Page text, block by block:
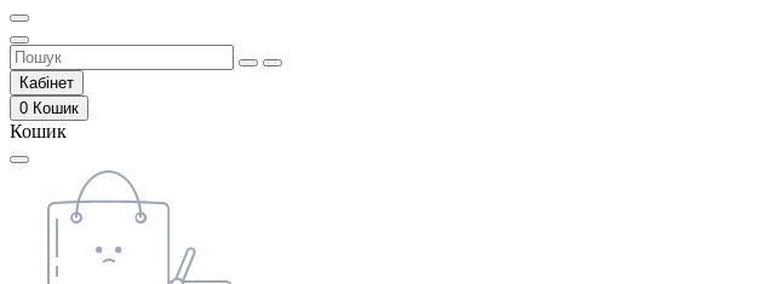
Кабінет
0 Кошик
Кошик